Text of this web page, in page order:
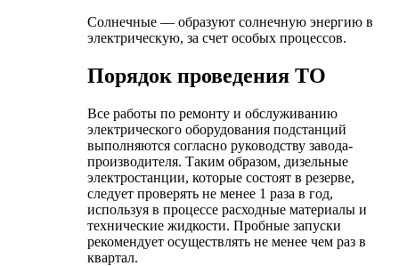
Солнечные — образуют солнечную энергию в
электрическую, за счет особых процессов.
Порядок проведения ТО
Все работы по ремонту и обслуживанию
электрического оборудования подстанций
выполняются согласно руководству завода-
производителя. Таким образом, дизельные
электростанции, которые состоят в резерве,
следует проверять не менее 1 раза в год,
используя в процессе расходные материалы и
технические жидкости. Пробные запуски
рекомендует осуществлять не менее чем раз в
квартал.